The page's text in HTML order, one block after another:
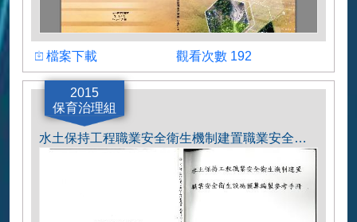
崩塌地特定水土保持區長期水土保持計畫通盤
檢討工作手冊
下載檔案
檔案下載 觀看次數 192
2015
保育治理組
水土保持工程職業安全衛生機制建置職業安全衛生設施預算編製參考手冊